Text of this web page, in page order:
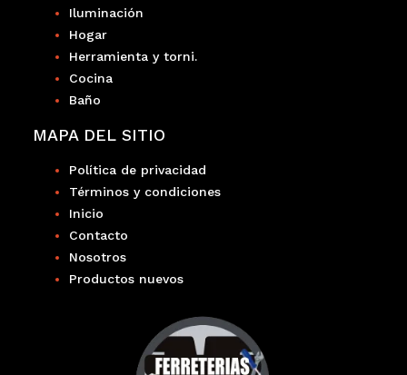
MAPA DEL SITIO
Política de privacidad
Términos y condiciones
Inicio
Contacto
Nosotros
Productos nuevos
Iluminación
Hogar
Herramienta y torni.
Cocina
Baño